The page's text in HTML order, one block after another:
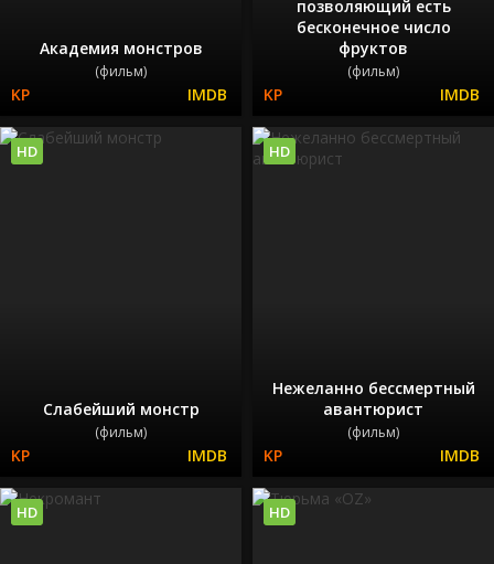
Академия монстров
(фильм)
позволяющий есть
бесконечное число
фруктов
(фильм)
Слабейший монстр
(фильм)
HD
Нежеланно бессмертный
авантюрист
(фильм)
HD
HD HD